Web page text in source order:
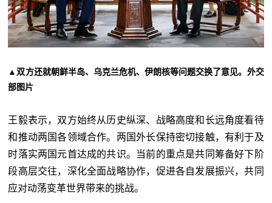
▲双方还就朝鲜半岛、乌克兰危机、伊朗核等问题交换了意见。外交
部图片
王毅表示，双方始终从历史纵深、战略高度和长远角度看待
和推动两国各领域合作。两国外长保持密切接触，有利于及
时落实两国元首达成的共识。当前的重点是共同筹备好下阶
段高层交往，深化全面战略协作，促进各自发展振兴，共同
应对动荡变革世界带来的挑战。